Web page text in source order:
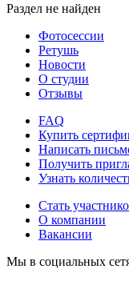
Раздел не найден
Фотосессии
Ретушь
Новости
О студии
Отзывы
FAQ
Купить
Написать
Получить
Узнать
Стать
О компании
Вакансии
Мы в социальных